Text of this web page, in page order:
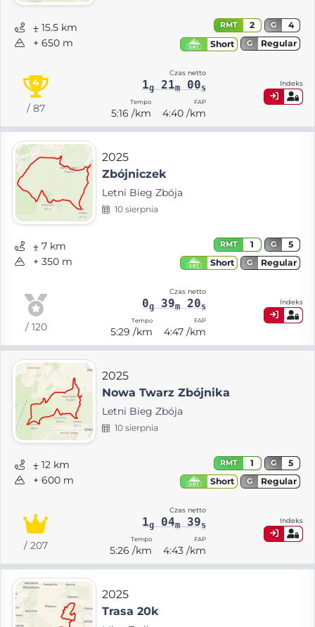
⨦ 15.5 km
+ 650 m
RMT 2 G
4
Short
G Regular
4
/ 87
Czas netto
1g21m00s
Tempo
5:16 /km
FAP
4:40 /km
Indeks
2025
Zbójniczek
Letni Bieg Zbója
10 sierpnia
⨦ 7 km
+ 350 m
RMT 1 G
5
Short
G Regular
/ 120
Czas netto
0g39m20s
Tempo
5:29 /km
FAP
4:47 /km
Indeks
2025
Nowa Twarz Zbójnika
Letni Bieg Zbója
10 sierpnia
⨦ 12 km
+ 600 m
RMT 1 G
5
Short
G Regular
/ 207
Czas netto
1g04m39s
Tempo
5:26 /km
FAP
4:43 /km
Indeks
2025
Trasa 20k